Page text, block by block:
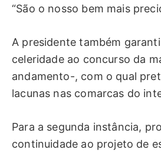
“São o nosso bem mais
A presidente também
celeridade ao concurso da
andamento-, com o qual
lacunas nas comarcas do
Para a segunda instância,
continuidade ao projeto de